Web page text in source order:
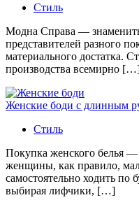
Стиль
Модна Справа —
представителей разного
материального достатка.
производства всемирно
Женские боди с длинным
Стиль
Покупка женского белья —
женщины, как правило,
самостоятельно ходить по
выбирая лифчики, […]